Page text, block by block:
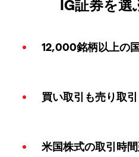
IG証券を選
12,000銘柄以上の
買い取引も売り取
米国株式の取引時